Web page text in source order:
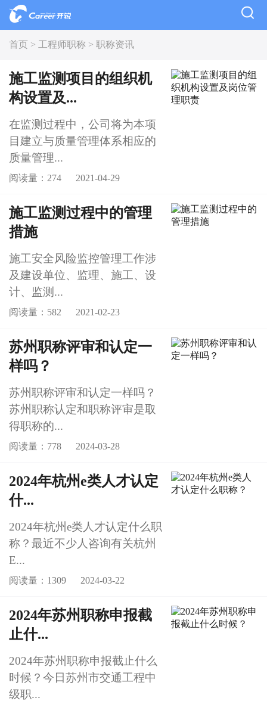
首页 > 工程师职称 > 职称资讯
施工监测项目的组织机
构设置及...
在监测过程中，公司将为本项
目建立与质量管理体系相应的
质量管理...
阅读量：274 2021-04-29
施工监测过程中的管理
措施
施工安全风险监控管理工作涉
及建设单位、监理、施工、设
计、监测...
阅读量：582 2021-02-23
苏州职称评审和认定一
样吗？
苏州职称评审和认定一样吗？
苏州职称认定和职称评审是取
得职称的...
阅读量：778 2024-03-28
2024年杭州e类人才认定
什...
2024年杭州e类人才认定什么职
称？最近不少人咨询有关杭州
E...
阅读量：1309 2024-03-22
2024年苏州职称申报截
止什...
2024年苏州职称申报截止什么
时候？今日苏州市交通工程中
级职...